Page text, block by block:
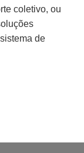
coletivo, ou
de